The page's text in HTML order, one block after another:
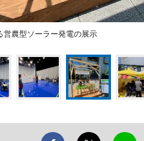
農型ソーラー発電の展示